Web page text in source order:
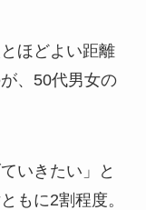
ほどよい距離
、50代男女の
いきたい」と
もに2割程度。